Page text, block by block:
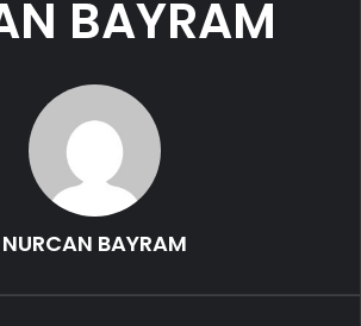
BAYRAM
NURCAN BAYRAM